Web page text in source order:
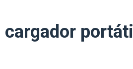
cargador portátil